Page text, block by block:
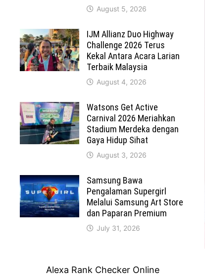
August 5, 2026
IJM Allianz Duo Highway
Challenge 2026 Terus
Kekal Antara Acara Larian
Terbaik Malaysia
August 4, 2026
Watsons Get Active
Carnival 2026 Meriahkan
Stadium Merdeka dengan
Gaya Hidup Sihat
August 3, 2026
Samsung Bawa
Pengalaman Supergirl
Melalui Samsung Art Store
dan Paparan Premium
July 31, 2026
Alexa Rank Checker Online